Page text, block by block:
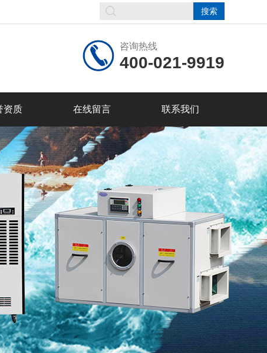
咨询热线
400-021-9919
资质 在线留言 联系我们